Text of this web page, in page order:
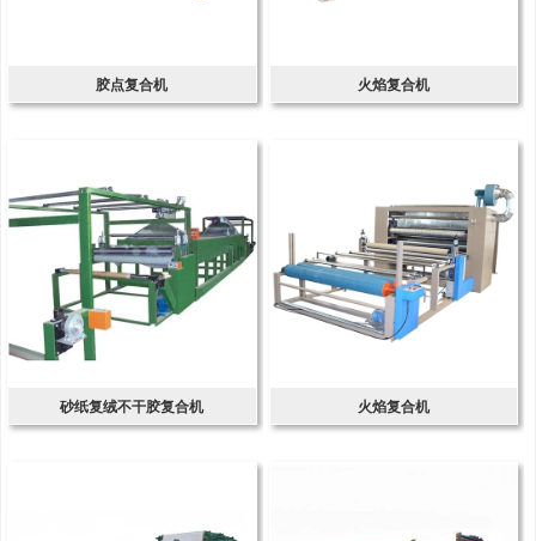
胶点复合机 火焰复合机
砂纸复绒不干胶复合机 火焰复合机